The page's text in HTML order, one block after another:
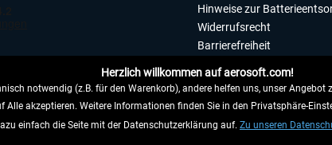
WIDERRUFEN
Hinweise zur
Widerrufsrecht
Barrierefreiheit
Impressum
Herzlich willkommen auf aerosoft.com!
notwendig (z.B. für den Warenkorb), andere helfen uns, unser Angebot
Alle akzeptieren. Weitere Informationen finden Sie in den Privatsphäre-
einfach die Seite mit der Datenschutzerklärung auf. Zu unseren